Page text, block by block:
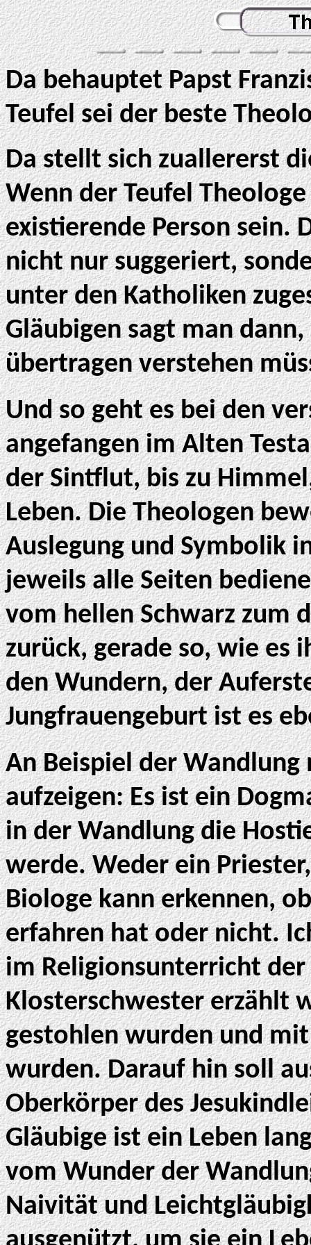
Da behauptet Papst
Teufel sei der beste
Da stellt sich zuallererst
Wenn der Teufel
existierende Person sein.
nicht nur suggeriert,
unter den Katholiken
Gläubigen sagt man
übertragen verstehen
Und so geht es bei den
angefangen im Alten
der Sintflut, bis zu
Leben. Die Theologen
Auslegung und Symbolik
jeweils alle Seiten
vom hellen Schwarz zum
zurück, gerade so, wie es
den Wundern, der
Jungfrauengeburt ist es
An Beispiel der
aufzeigen: Es ist ein
in der Wandlung die
werde. Weder ein
Biologe kann erkennen,
erfahren hat oder nicht.
im Religionsunterricht der
Klosterschwester erzählt
gestohlen wurden und
wurden. Darauf hin soll
Oberkörper des
Gläubige ist ein Leben
vom Wunder der
Naivität und